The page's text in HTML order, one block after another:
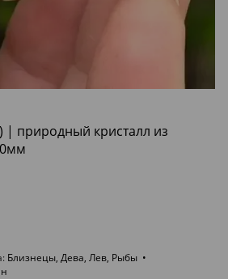
| природный кристалл из
Близнецы, Дева, Лев, Рыбы